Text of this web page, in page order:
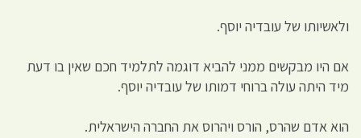
ולאשיותו של עובדיה יוסף.
אם היו מבקשים ממני להביא דוגמה לתלמיד חכם שאין בו דעת
מיד היתה עולה ברוחי דמותו של עובדיה יוסף.
הוא אדם שהרס, הורס ויהרוס את החברה הישראלית.